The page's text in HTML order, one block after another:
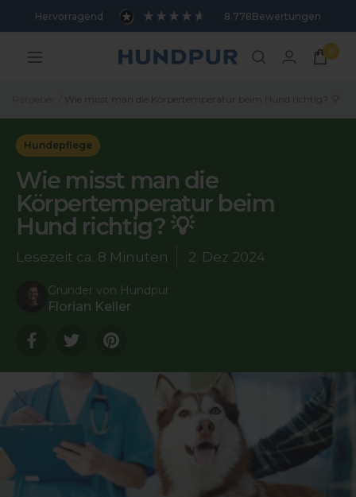
Hervorragend 8.778Bewertungen
Navigation Hundpur 0
Hundepflege
Wie misst man die
Körpertemperatur beim
Hund richtig? 💡
Lesezeit ca. 8 Minuten 2. Dez 2024
Gründer von Hundpur
Florian Keller
Translation
missing:
de.general.sharing.facebook
Translation
de.general.sharing.twitter
Translation
missing:
de.general.sharing.pinterest